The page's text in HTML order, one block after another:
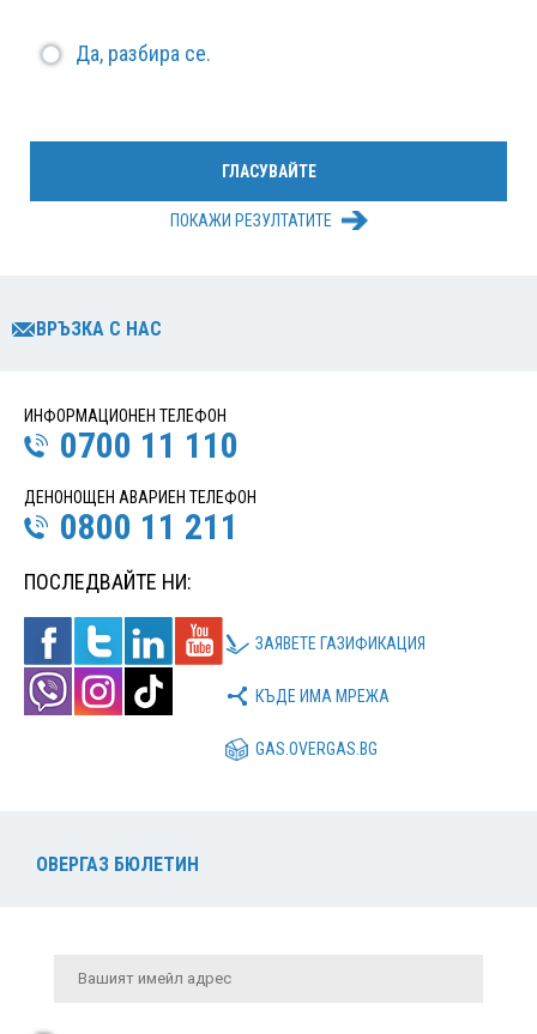
Да, разбира се.
ПОКАЖИ РЕЗУЛТАТИТЕ
ВРЪЗКА С НАС
ИНФОРМАЦИОНЕН ТЕЛЕФОН
0700 11 110
ДЕНОНОЩЕН АВАРИЕН ТЕЛЕФОН
0800 11 211
ПОСЛЕДВАЙТЕ НИ:
ЗАЯВЕТЕ ГАЗИФИКАЦИЯ
КЪДЕ ИМА МРЕЖА
GAS.OVERGAS.BG
ОВЕРГАЗ БЮЛЕТИН